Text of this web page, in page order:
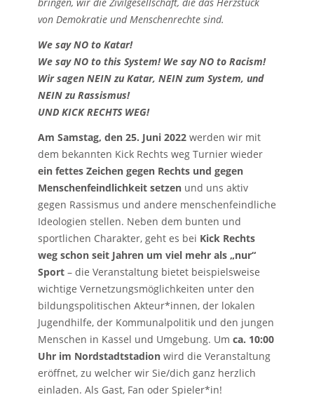
bringen, wir die Zivilgesellschaft, die das Herzstück
von Demokratie und Menschenrechte sind.
We say NO to Katar!
We say NO to this System! We say NO to Racism!
Wir sagen NEIN zu Katar, NEIN zum System, und
NEIN zu Rassismus!
UND KICK RECHTS WEG!
Am Samstag, den 25. Juni 2022werden wir mit
dem bekannten Kick Rechts weg Turnier wieder
ein fettes Zeichen gegen Rechts und gegen
Menschenfeindlichkeit setzenund uns aktiv
gegen Rassismus und andere menschenfeindliche
Ideologien stellen. Neben dem bunten und
sportlichen Charakter, geht es bei Kick Rechts
weg schon seit Jahren um viel mehr als „nur“
Sport– die Veranstaltung bietet beispielsweise
wichtige Vernetzungsmöglichkeiten unter den
bildungspolitischen Akteur*innen, der lokalen
Jugendhilfe, der Kommunalpolitik und den jungen
Menschen in Kassel und Umgebung. Um ca. 10:00
Uhr im Nordstadtstadionwird die Veranstaltung
eröffnet, zu welcher wir Sie/dich ganz herzlich
einladen. Als Gast, Fan oder Spieler*in!